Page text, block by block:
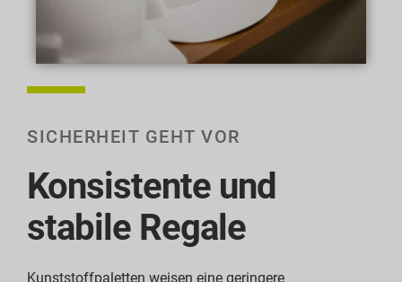
SICHERHEIT GEHT VOR
Konsistente und
stabile Regale
Kunststoffpaletten weisen eine geringere